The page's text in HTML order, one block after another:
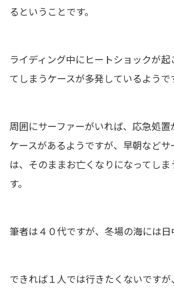
るということです。
ライディング中にヒートショックが
てしまうケースが多発しているようで
周囲にサーファーがいれば、応急処
ケースがあるようですが、早朝など
は、そのままお亡くなりになってし
す。
筆者は４０代ですが、冬場の海には日
できれば１人では行きたくないです